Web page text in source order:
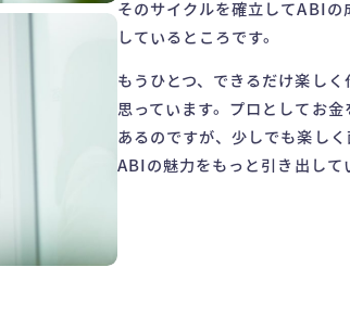
そのサイクルを確立してABIの
しているところです。
もうひとつ、できるだけ楽し
思っています。プロとしてお
あるのですが、少しでも楽し
ABIの魅力をもっと引き出して